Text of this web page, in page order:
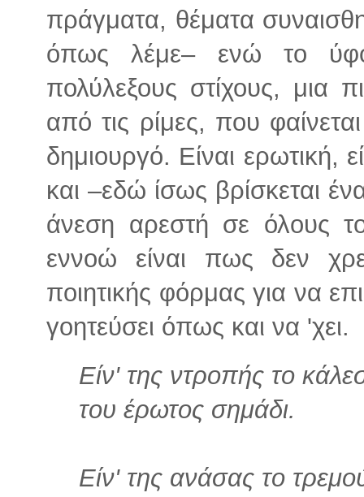
πράγματα, θέματα
όπως λέμε– ενώ το
πολύλεξους στίχους, μια
από τις ρίμες, που
δημιουργό. Είναι ερωτική,
και –εδώ ίσως βρίσκεται
άνεση αρεστή σε όλους
εννοώ είναι πως δεν
ποιητικής φόρμας για να
γοητεύσει όπως και να 'χει.
Είν' της ντροπής το
του έρωτος σημάδι.
Είν' της ανάσας το